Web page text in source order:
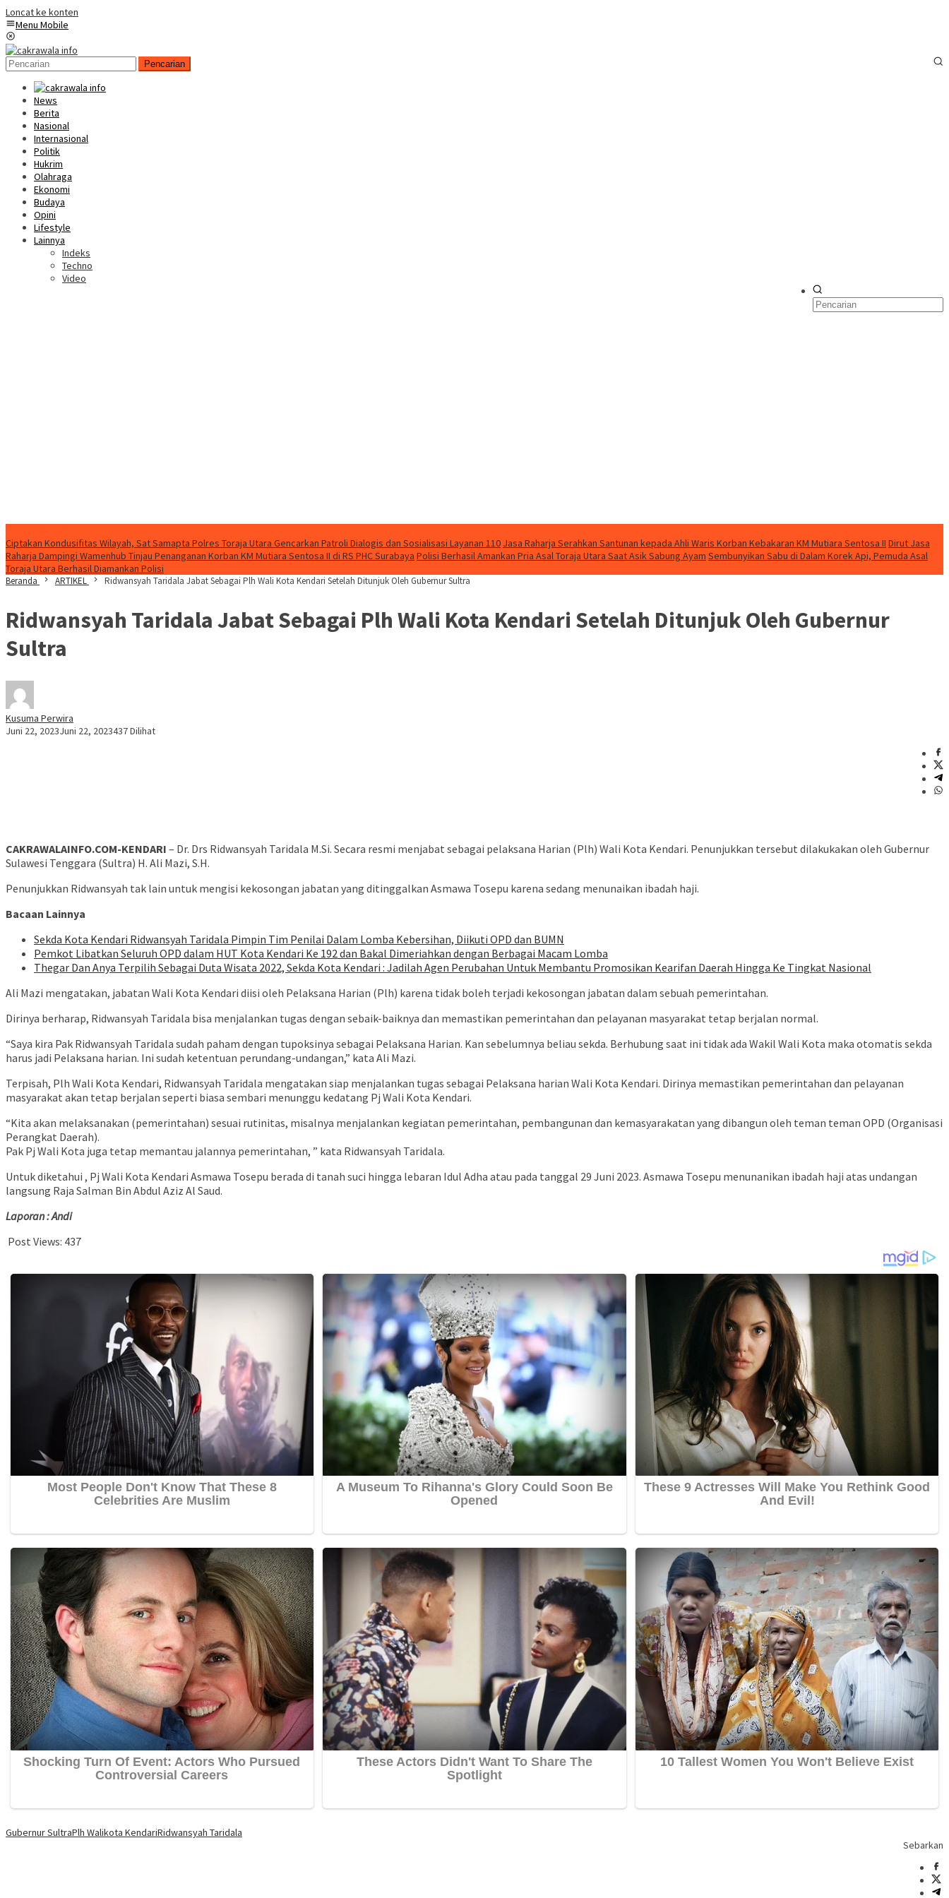
Loncat ke konten
Menu Mobile
Pencarian
News
Berita
Nasional
Internasional
Politik
Hukrim
Olahraga
Ekonomi
Budaya
Opini
Lifestyle
Lainnya
Indeks
Techno
Video
Ciptakan Kondusifitas Wilayah, Sat Samapta Polres Toraja Utara Gencarkan Patroli Dialogis dan Sosialisasi Layanan 110 Jasa Raharja Serahkan Santunan kepada Ahli Waris Korban Kebakaran KM Mutiara Sentosa II Dirut Jasa
Raharja Dampingi Wamenhub Tinjau Penanganan Korban KM Mutiara Sentosa II di RS PHC Surabaya Polisi Berhasil Amankan Pria Asal Toraja Utara Saat Asik Sabung Ayam Sembunyikan Sabu di Dalam Korek Api, Pemuda Asal
Toraja Utara Berhasil Diamankan Polisi
Beranda ARTIKEL Ridwansyah Taridala Jabat Sebagai Plh Wali Kota Kendari Setelah Ditunjuk Oleh Gubernur Sultra
Ridwansyah Taridala Jabat Sebagai Plh Wali Kota Kendari Setelah Ditunjuk Oleh Gubernur
Sultra
Kusuma Perwira
Juni 22, 2023Juni 22, 2023437 Dilihat
CAKRAWALAINFO.COM-KENDARI – Dr. Drs Ridwansyah Taridala M.Si. Secara resmi menjabat sebagai pelaksana Harian (Plh) Wali Kota Kendari. Penunjukkan tersebut dilakukakan oleh Gubernur
Sulawesi Tenggara (Sultra) H. Ali Mazi, S.H.
Penunjukkan Ridwansyah tak lain untuk mengisi kekosongan jabatan yang ditinggalkan Asmawa Tosepu karena sedang menunaikan ibadah haji.
Bacaan Lainnya
Sekda Kota Kendari Ridwansyah Taridala Pimpin Tim Penilai Dalam Lomba Kebersihan, Diikuti OPD dan BUMN
Pemkot Libatkan Seluruh OPD dalam HUT Kota Kendari Ke 192 dan Bakal Dimeriahkan dengan Berbagai Macam Lomba
Thegar Dan Anya Terpilih Sebagai Duta Wisata 2022, Sekda Kota Kendari : Jadilah Agen Perubahan Untuk Membantu Promosikan Kearifan Daerah Hingga Ke Tingkat Nasional
Ali Mazi mengatakan, jabatan Wali Kota Kendari diisi oleh Pelaksana Harian (Plh) karena tidak boleh terjadi kekosongan jabatan dalam sebuah pemerintahan.
Dirinya berharap, Ridwansyah Taridala bisa menjalankan tugas dengan sebaik-baiknya dan memastikan pemerintahan dan pelayanan masyarakat tetap berjalan normal.
“Saya kira Pak Ridwansyah Taridala sudah paham dengan tupoksinya sebagai Pelaksana Harian. Kan sebelumnya beliau sekda. Berhubung saat ini tidak ada Wakil Wali Kota maka otomatis sekda
harus jadi Pelaksana harian. Ini sudah ketentuan perundang-undangan,” kata Ali Mazi.
Terpisah, Plh Wali Kota Kendari, Ridwansyah Taridala mengatakan siap menjalankan tugas sebagai Pelaksana harian Wali Kota Kendari. Dirinya memastikan pemerintahan dan pelayanan
masyarakat akan tetap berjalan seperti biasa sembari menunggu kedatang Pj Wali Kota Kendari.
“Kita akan melaksanakan (pemerintahan) sesuai rutinitas, misalnya menjalankan kegiatan pemerintahan, pembangunan dan kemasyarakatan yang dibangun oleh teman teman OPD (Organisasi
Perangkat Daerah).
Pak Pj Wali Kota juga tetap memantau jalannya pemerintahan, ” kata Ridwansyah Taridala.
Untuk diketahui , Pj Wali Kota Kendari Asmawa Tosepu berada di tanah suci hingga lebaran Idul Adha atau pada tanggal 29 Juni 2023. Asmawa Tosepu menunanikan ibadah haji atas undangan
langsung Raja Salman Bin Abdul Aziz Al Saud.
Laporan : Andi
Post Views: 437
Gubernur SultraPlh Walikota KendariRidwansyah Taridala
Sebarkan